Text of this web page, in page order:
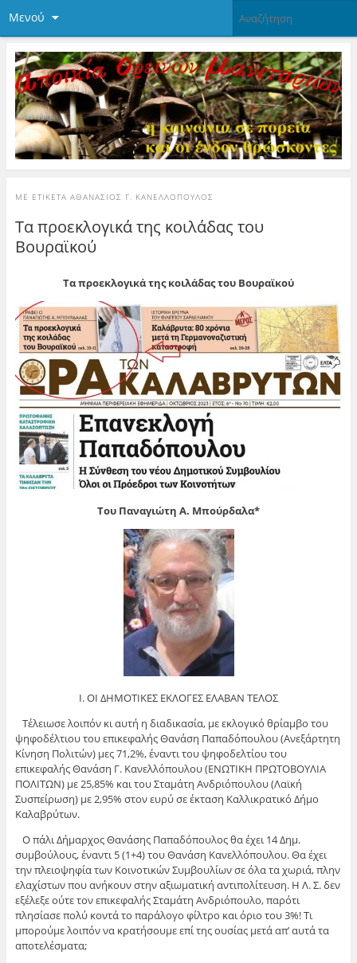
Μενού
ΜΕ ΕΤΙΚΈΤΑ ΑΘΑΝΆΣΙΟΣ Γ. ΚΑΝΕΛΛΌΠΟΥΛΟΣ
Τα προεκλογικά της κοιλάδας του
Βουραϊκού
Τα προεκλογικά της κοιλάδας του Βουραϊκού
Του Παναγιώτη Α. Μπούρδαλα*
Ι. ΟΙ ΔΗΜΟΤΙΚΕΣ ΕΚΛΟΓΕΣ ΕΛΑΒΑΝ ΤΕΛΟΣ
Τέλειωσε λοιπόν κι αυτή η διαδικασία, με εκλογικό θρίαμβο του
ψηφοδέλτιου του επικεφαλής Θανάση Παπαδόπουλου (Ανεξάρτητη
Κίνηση Πολιτών) μες 71,2%, έναντι του ψηφοδελτίου του
επικεφαλής Θανάση Γ. Κανελλόπουλου (ΕΝΩΤΙΚΗ ΠΡΩΤΟΒΟΥΛΙΑ
ΠΟΛΙΤΩΝ) με 25,85% και του Σταμάτη Ανδριόπουλου (Λαϊκή
Συσπείρωση) με 2,95% στον ευρύ σε έκταση Καλλικρατικό Δήμο
Καλαβρύτων.
Ο πάλι Δήμαρχος Θανάσης Παπαδόπουλος θα έχει 14 Δημ.
συμβούλους, έναντι 5 (1+4) του Θανάση Κανελλόπουλου. Θα έχει
την πλειοψηφία των Κοινοτικών Συμβουλίων σε όλα τα χωριά, πλην
ελαχίστων που ανήκουν στην αξιωματική αντιπολίτευση. Η Λ. Σ. δεν
εξέλεξε ούτε τον επικεφαλής Σταμάτη Ανδριόπουλο, παρότι
πλησίασε πολύ κοντά το παράλογο φίλτρο και όριο του 3%! Τι
μπορούμε λοιπόν να κρατήσουμε επί της ουσίας μετά απ’ αυτά τα
αποτελέσματα;